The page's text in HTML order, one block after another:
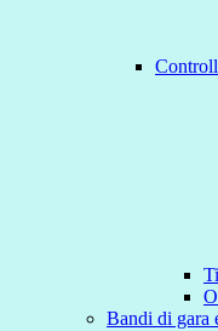
Bandi di gara